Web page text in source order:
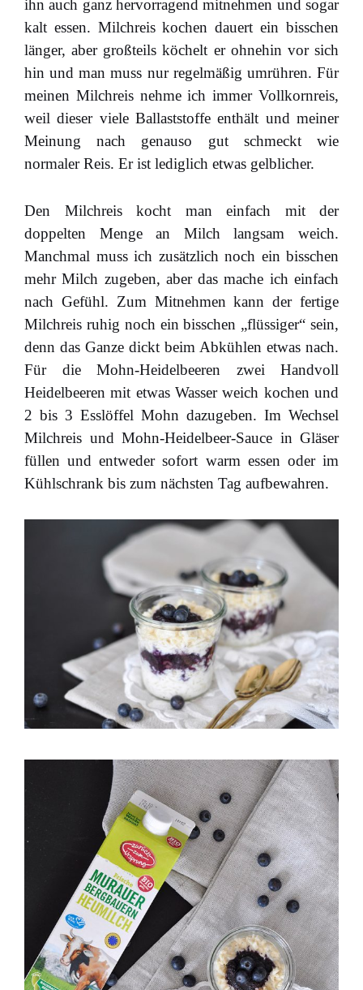
ihn auch ganz hervorragend mitnehmen und sogar
kalt essen. Milchreis kochen dauert ein bisschen
länger, aber großteils köchelt er ohnehin vor sich
hin und man muss nur regelmäßig umrühren. Für
meinen Milchreis nehme ich immer Vollkornreis,
weil dieser viele Ballaststoffe enthält und meiner
Meinung nach genauso gut schmeckt wie
normaler Reis. Er ist lediglich etwas gelblicher.
Den Milchreis kocht man einfach mit der
doppelten Menge an Milch langsam weich.
Manchmal muss ich zusätzlich noch ein bisschen
mehr Milch zugeben, aber das mache ich einfach
nach Gefühl. Zum Mitnehmen kann der fertige
Milchreis ruhig noch ein bisschen „flüssiger“ sein,
denn das Ganze dickt beim Abkühlen etwas nach.
Für die Mohn-Heidelbeeren zwei Handvoll
Heidelbeeren mit etwas Wasser weich kochen und
2 bis 3 Esslöffel Mohn dazugeben. Im Wechsel
Milchreis und Mohn-Heidelbeer-Sauce in Gläser
füllen und entweder sofort warm essen oder im
Kühlschrank bis zum nächsten Tag aufbewahren.